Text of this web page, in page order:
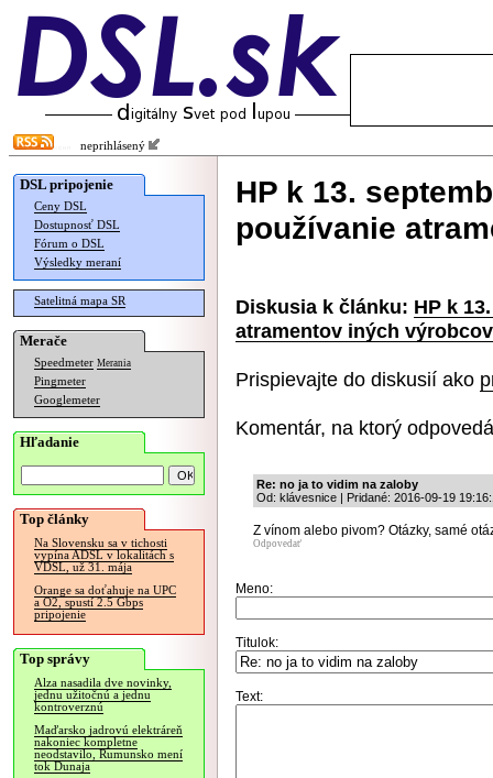
neprihlásený
DSL pripojenie
Ceny DSL
Dostupnosť DSL
Fórum o DSL
Výsledky meraní
Satelitná mapa SR
Merače
Speedmeter Merania
Pingmeter
Googlemeter
Hľadanie
Top články
Na Slovensku sa v tichosti
vypína ADSL v lokalitách s
VDSL, už 31. mája
Orange sa doťahuje na UPC
a O2, spustí 2.5 Gbps
pripojenie
Top správy
Alza nasadila dve novinky,
jednu užitočnú a jednu
kontroverznú
Maďarsko jadrovú elektráreň
nakoniec kompletne
neodstavilo, Rumunsko mení
tok Dunaja
HP k 13.
používanie
Diskusia k článku: HP k
atramentov iných výrobcov
Prispievajte do diskusií ako
Komentár, na ktorý
Re: no ja to vidim na zaloby
Od: klávesnice | Pridané: 2016-09-19
Z vínom alebo pivom? Otázky, samé
Odpovedať
Meno:
Titulok:
Text: